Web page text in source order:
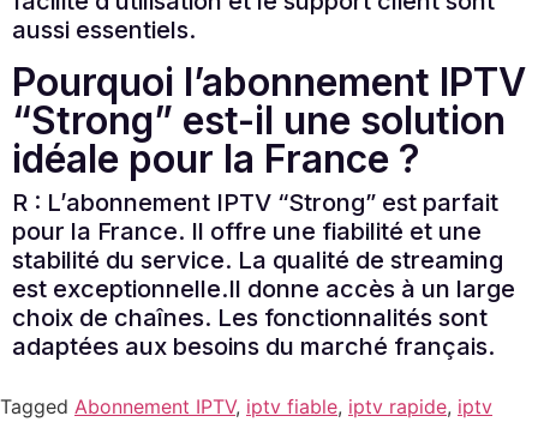
aussi essentiels.
Pourquoi l’abonnement IPTV
“Strong” est-il une solution
idéale pour la France ?
R : L’abonnement IPTV “Strong” est parfait
pour la France. Il offre une fiabilité et une
stabilité du service. La qualité de streaming
est exceptionnelle.Il donne accès à un large
choix de chaînes. Les fonctionnalités sont
adaptées aux besoins du marché français.
Tagged Abonnement IPTV, iptv fiable, iptv rapide, iptv